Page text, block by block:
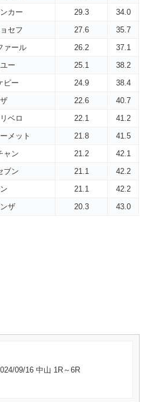
カー 29.3
34.0
セフ 27.6
35.7
ァール 26.2
37.1
ー 25.1
38.2
ビー 24.9
38.4
22.6
40.7
ベロ 22.1
41.2
メット 21.8
41.5
ャン 21.2
42.1
ブン 21.1
42.2
21.1
42.2
ザ 20.3 43.0
09/16 中山 1R～6R